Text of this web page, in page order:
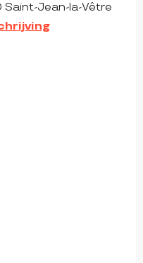
Jean-la-Vêtre